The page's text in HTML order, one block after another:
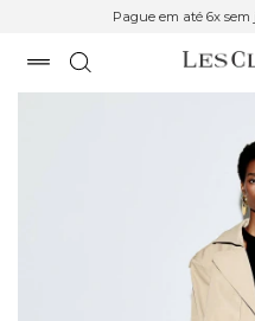
Pague em até 6x